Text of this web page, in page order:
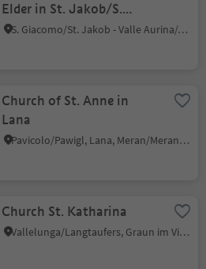
Elder in St. Jakob/S.
Giacomo
S. Giacomo/St. Jakob - Valle Aurina/Ahrntal, Ahrntal/Valle Aurina, Ahrntal/Valle Aurina
Church of St. Anne in
Lana
Pavicolo/Pawigl, Lana, Meran/Merano and environs
Church St. Katharina
Vallelunga/Langtaufers, Graun im Vinschgau/Curon Venosta, Vinschgau/Val Venosta